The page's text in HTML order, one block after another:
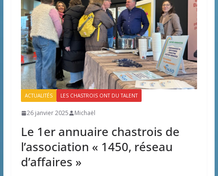
ACTUALITÉS LES CHASTROIS ONT DU TALENT
26 janvier 2025 Michaël
Le 1er annuaire chastrois de
l’association « 1450, réseau
d’affaires »